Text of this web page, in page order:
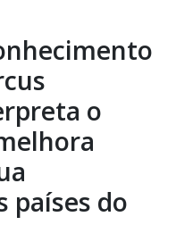
o
países do